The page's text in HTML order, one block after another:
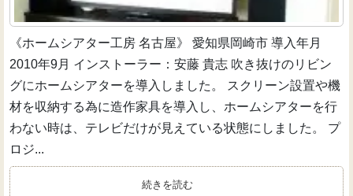
《ホームシアター工房 名古屋》 愛知県岡崎市 導入年月
2010年9月 インストーラー：安藤 貴志 吹き抜けのリビン
グにホームシアターを導入しました。 スクリーン設置や機
材を収納する為に造作家具を導入し、ホームシアターを行
わない時は、テレビだけが見えている状態にしました。 プ
ロジ...
続きを読む